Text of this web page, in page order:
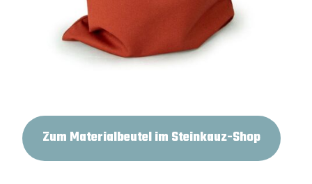
Zum Materialbeutel im Steinkauz-Shop